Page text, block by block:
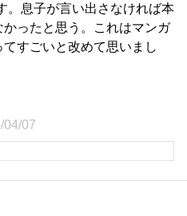
。息子が言い出さなければ本
ったと思う。これはマンガ
すごいと改めて思いまし
04/07